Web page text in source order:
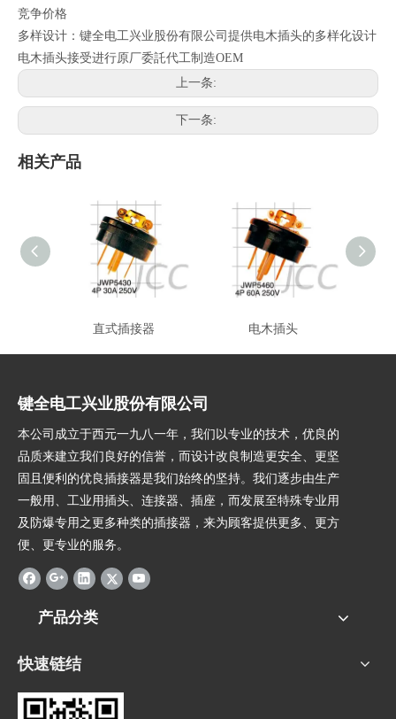
竞争价格
多样设计：键全电工兴业股份有限公司提供电木插头的多样化设计
电木插头接受进行原厂委託代工制造OEM
上一条:
下一条:
相关产品
直式插接器 电木插头
键全电工兴业股份有限公司
本公司成立于西元一九八一年，我们以专业的技术，优良的
品质来建立我们良好的信誉，而设计改良制造更安全、更坚
固且便利的优良插接器是我们始终的坚持。我们逐步由生产
一般用、工业用插头、连接器、插座，而发展至特殊专业用
及防爆专用之更多种类的插接器，来为顾客提供更多、更方
便、更专业的服务。
产品分类
快速链结